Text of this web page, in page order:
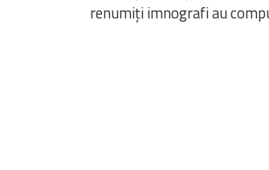
renumiţi imnografi au